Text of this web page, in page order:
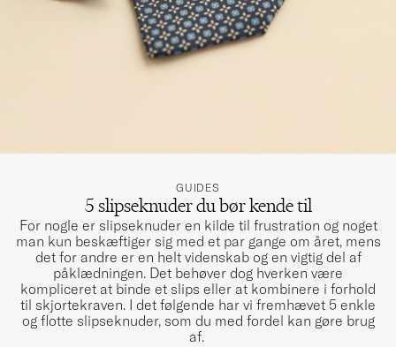
GUIDES
5 slipseknuder du bør kende til
For nogle er slipseknuder en kilde til frustration og noget
man kun beskæftiger sig med et par gange om året, mens
det for andre er en helt videnskab og en vigtig del af
påklædningen. Det behøver dog hverken være
kompliceret at binde et slips eller at kombinere i forhold
til skjortekraven. I det følgende har vi fremhævet 5 enkle
og flotte slipseknuder, som du med fordel kan gøre brug
af.